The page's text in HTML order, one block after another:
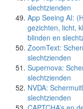
slechtzienden
App Seeing AI:
gezichten, licht,
blinden en
ZoomText:
slechtzienden
Supernova:
slechtzienden
NVDA:
slechtzienden